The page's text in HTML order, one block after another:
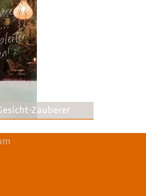
Zauberer